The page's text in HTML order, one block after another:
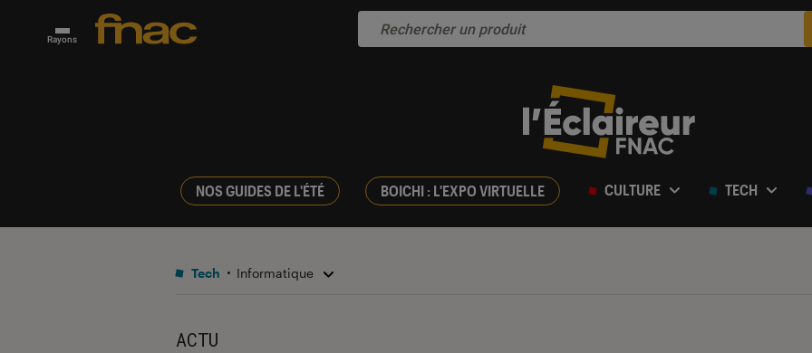
Rayons
NOS GUIDES DE L'ÉTÉ BOICHI : L'EXPO VIRTUELLE CULTURE TECH
Tech Informatique
ACTU